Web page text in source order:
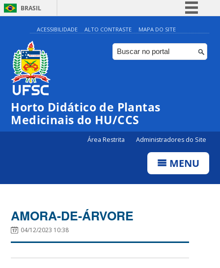
BRASIL
Simplifique!
Comunica BR
Participe
Canais
ACESSIBILIDADE ALTO CONTRASTE MAPA DO SITE
Horto Didático de Plantas
Medicinais do HU/CCS
Área Restrita Administradores do Site
MENU
AMORA-DE-ÁRVORE
04/12/2023 10:38